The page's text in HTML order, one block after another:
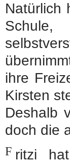
Natürlich
ihre
Kirsten
Deshalb
doch die
F ritzi